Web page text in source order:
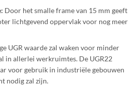
Door het smalle frame van 15 mm geeft
lichtgevend oppervlak voor nog meer
UGR waarde zal waken voor minder
in allerlei werkruimtes. De UGR22
voor gebruik in industriële gebouwen
nodig zal zijn.